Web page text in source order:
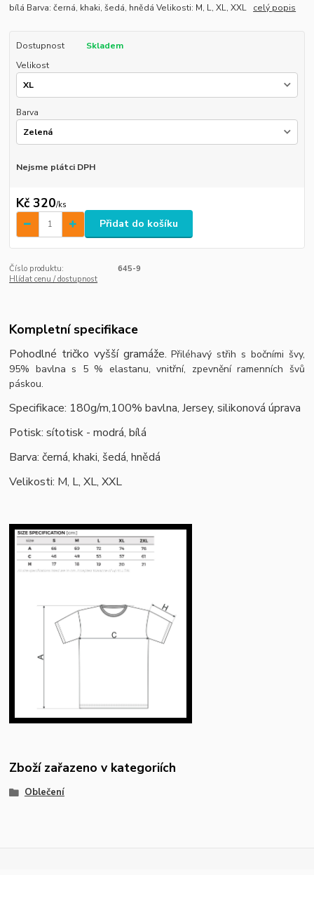
bílá Barva: černá, khaki, šedá, hnědá Velikosti: M, L, XL, XXL celý popis
Dostupnost
Skladem
Velikost
Barva
Nejsme plátci DPH
Kč 320/ks
Přidat do košíku
Číslo produktu:
645-9
Hlídat cenu / dostupnost
Kompletní specifikace
Pohodlné tričko vyšší gramáže. Přiléhavý střih s bočními švy,
95% bavlna s 5 % elastanu, vnitřní, zpevnění ramenních švů
páskou.
Specifikace: 180g/m,100% bavlna, Jersey, silikonová úprava
Potisk: sítotisk - modrá, bílá
Barva: černá, khaki, šedá, hnědá
Velikosti: M, L, XL, XXL
Zboží zařazeno v kategoriích
Oblečení